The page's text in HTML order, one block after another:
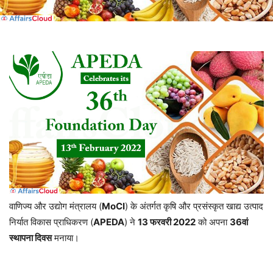
वाणिज्य और उद्योग मंत्रालय (MoCI) के अंतर्गत कृषि और प्रसंस्कृत खाद्य उत्पाद
निर्यात विकास प्राधिकरण (APEDA) ने 13 फरवरी 2022को अपना 36वां
स्थापना दिवसमनाया।